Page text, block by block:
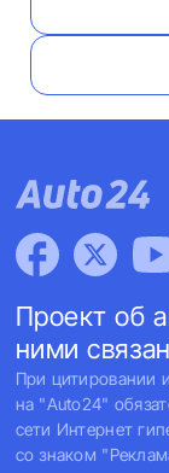
Проект об
ними
При цитировании
на "Auto24"
сети Интернет
со знаком